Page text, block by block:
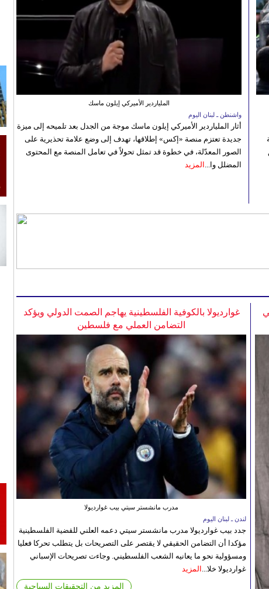
الملياردير الأميركي إيلون ماسك
واشنطن ـ لبنان اليوم
أثار الملياردير الأميركي إيلون ماسك موجة من الجدل بعد تلميحه إلى ميزة
جديدة تعتزم منصة «إكس» إطلاقها، تهدف إلى وضع علامة تحذيرية على
الصور المعدّلة، في خطوة قد تمثل تحولاً في تعامل المنصة مع المحتوى
المضلل وا... المزيد
غوارديولا بالكوفية الفلسطينية يهاجم الصمت الدولي ويؤكد
التضامن العملي مع فلسطين
مدرب مانشستر سيتي بيب غوارديولا
لندن ـ لبنان اليوم
جدد بيب غوارديولا مدرب مانشستر سيتي دعمه العلني للقضية الفلسطينية
مؤكدا أن التضامن الحقيقي لا يقتصر على التصريحات بل يتطلب تحركا فعليا
ومسؤولية نحو ما يعانيه الشعب الفلسطيني. وجاءت تصريحات الإسباني
غوارديولا خلا... المزيد
المزيد من التحقيقات السياحية